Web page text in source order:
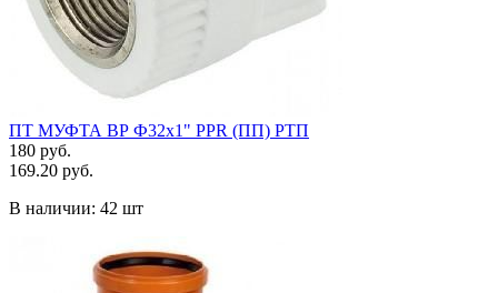
ПТ МУФТА ВР Ф32х1" PPR (ПП) РТП
180 руб.
169.20 руб.
В наличии: 42 шт